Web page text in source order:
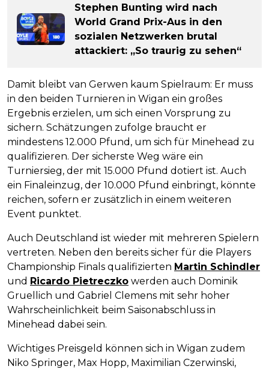
Stephen Bunting wird nach
World Grand Prix-Aus in den
sozialen Netzwerken brutal
attackiert: „So traurig zu sehen“
Damit bleibt van Gerwen kaum Spielraum: Er muss
in den beiden Turnieren in Wigan ein großes
Ergebnis erzielen, um sich einen Vorsprung zu
sichern. Schätzungen zufolge braucht er
mindestens 12.000 Pfund, um sich für Minehead zu
qualifizieren. Der sicherste Weg wäre ein
Turniersieg, der mit 15.000 Pfund dotiert ist. Auch
ein Finaleinzug, der 10.000 Pfund einbringt, könnte
reichen, sofern er zusätzlich in einem weiteren
Event punktet.
Auch Deutschland ist wieder mit mehreren Spielern
vertreten. Neben den bereits sicher für die Players
Championship Finals qualifizierten Martin Schindler
und Ricardo Pietreczko werden auch Dominik
Gruellich und Gabriel Clemens mit sehr hoher
Wahrscheinlichkeit beim Saisonabschluss in
Minehead dabei sein.
Wichtiges Preisgeld können sich in Wigan zudem
Niko Springer, Max Hopp, Maximilian Czerwinski,